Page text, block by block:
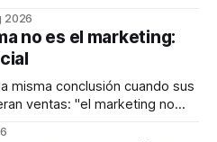
artificial y monitoreo
las personas a tomar mejores
Su propuesta busca
2026
no es el marketing:
misma conclusión cuando sus
ventas: "el marketing no